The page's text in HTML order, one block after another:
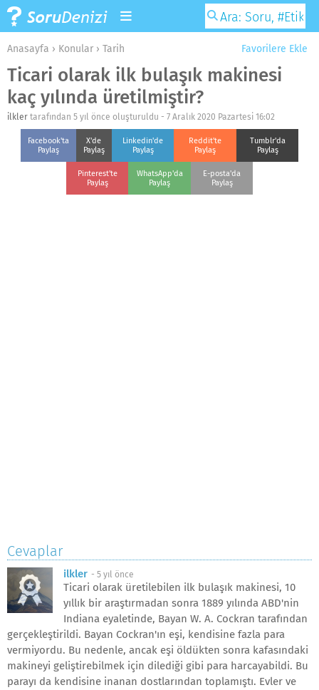
Favorilere Ekle
Anasayfa › Konular › Tarih
Ticari olarak ilk bulaşık makinesi
kaç yılında üretilmiştir?
ilkler tarafından 5 yıl önce oluşturuldu - 7 Aralık 2020 Pazartesi 16:02
Facebook'ta
Paylaş
X'de
Paylaş
Linkedin'de
Paylaş
Reddit'te
Paylaş
Tumblr'da
Paylaş
Pinterest'te
Paylaş
WhatsApp'da
Paylaş
E-posta'da
Paylaş
Cevaplar
ilkler - 5 yıl önce
Ticari olarak üretilebilen ilk bulaşık makinesi, 10
yıllık bir araştırmadan sonra 1889 yılında ABD'nin
Indiana eyaletinde, Bayan W. A. Cockran tarafından
gerçekleştirildi. Bayan Cockran'ın eşi, kendisine fazla para
vermiyordu. Bu nedenle, ancak eşi öldükten sonra kafasındaki
makineyi geliştirebilmek için dilediği gibi para harcayabildi. Bu
parayı da kendisine inanan dostlarından toplamıştı. Evler ve